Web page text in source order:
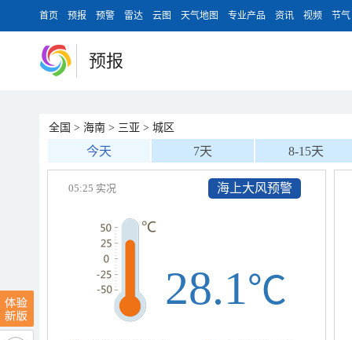
首页 预报 预警 雷达 云图 天气地图 专业产品 资讯 视频 节气
预报
全国 > 海南 > 三亚 > 城区
今天 7天 8-15天
海上大风预警
05:25 实况
28.1℃